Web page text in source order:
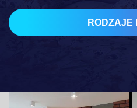
RODZAJE